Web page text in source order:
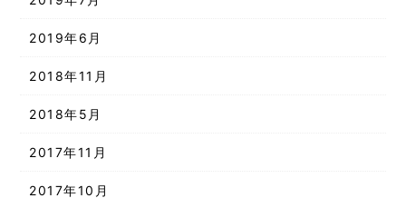
2019年6月
2018年11月
2018年5月
2017年11月
2017年10月